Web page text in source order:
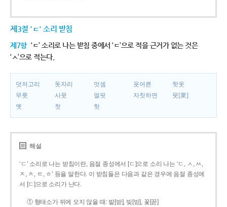
제3절 'ㄷ' 소리 받침
제7항 ‘ㄷ’ 소리로 나는 받침 중에서 ‘ㄷ’으로 적을 근거가 없는 것은
‘ㅅ’으로 적는다.
덧저고리 돗자리 엇셈 웃어른
핫옷
무릇
사뭇 얼핏 자칫하면
뭇[衆]
옛
첫 헛
해설
‘ㄷ’ 소리로 나는 받침이란, 음절 종성에서 [ㄷ]으로 소리 나는 ‘ㄷ, ㅅ, ㅆ,
ㅈ, ㅊ, ㅌ, ㅎ’ 등을 말한다. 이 받침들은 다음과 같은 경우에 음절 종성에
서 [ㄷ]으로 소리가 난다.
① 형태소가 뒤에 오지 않을 때: 밭[받], 빚[빋], 꽃[꼳]